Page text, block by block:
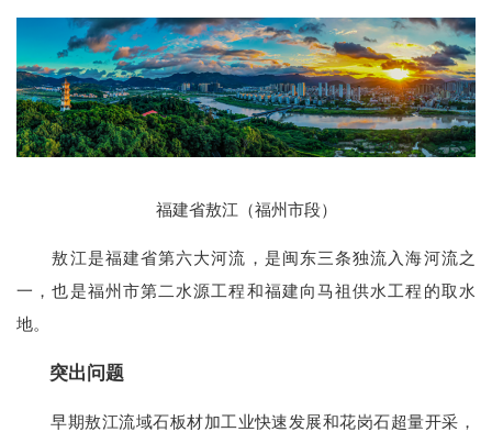
福建省敖江（福州市段）
敖江是福建省第六大河流，是闽东三条独流入海河流之
一，也是福州市第二水源工程和福建向马祖供水工程的取水
地。
突出问题
早期敖江流域石板材加工业快速发展和花岗石超量开采，